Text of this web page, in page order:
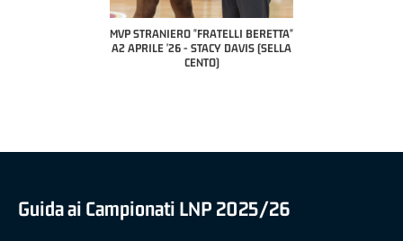
MVP "FRATELLI BERETTA" SAMUEL
DILAS B NAZIONALE APRILE '26 -
MARCO RESTELLI (TAV TREVIGLIO
Guida ai Campionati LNP 2025/26